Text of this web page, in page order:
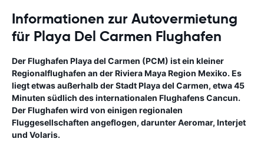
Informationen zur Autovermietung
für Playa Del Carmen Flughafen
Der Flughafen Playa del Carmen (PCM) ist ein kleiner
Regionalflughafen an der Riviera Maya Region Mexiko. Es
liegt etwas außerhalb der Stadt Playa del Carmen, etwa 45
Minuten südlich des internationalen Flughafens Cancun.
Der Flughafen wird von einigen regionalen
Fluggesellschaften angeflogen, darunter Aeromar, Interjet
und Volaris.